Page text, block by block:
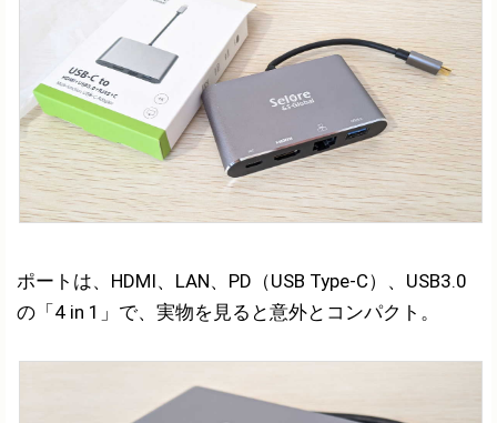
ポートは、HDMI、LAN、PD（USB Type-C）、USB3.0
の「4 in 1」で、実物を見ると意外とコンパクト。